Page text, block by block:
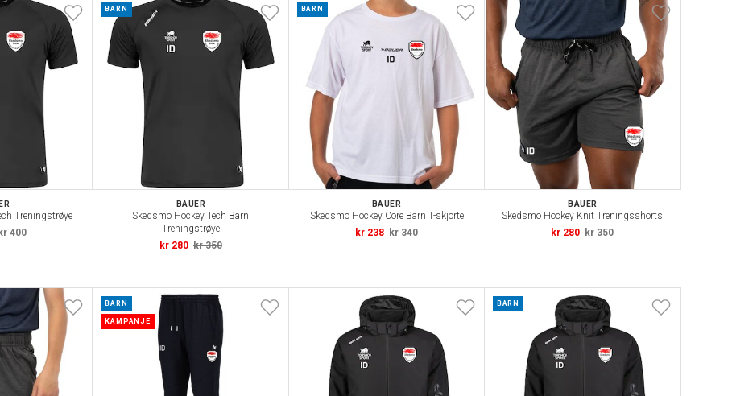
Treningstrøye
400
BARN
BAUER
Skedsmo Hockey Tech Barn
Treningstrøye
kr 280 kr 350
BARN
BAUER
Skedsmo Hockey Core Barn T-skjorte
kr 238 kr 340
BAUER
Skedsmo Hockey Knit Treningsshorts
kr 280 kr 350
BARN
KAMPANJE
BARN